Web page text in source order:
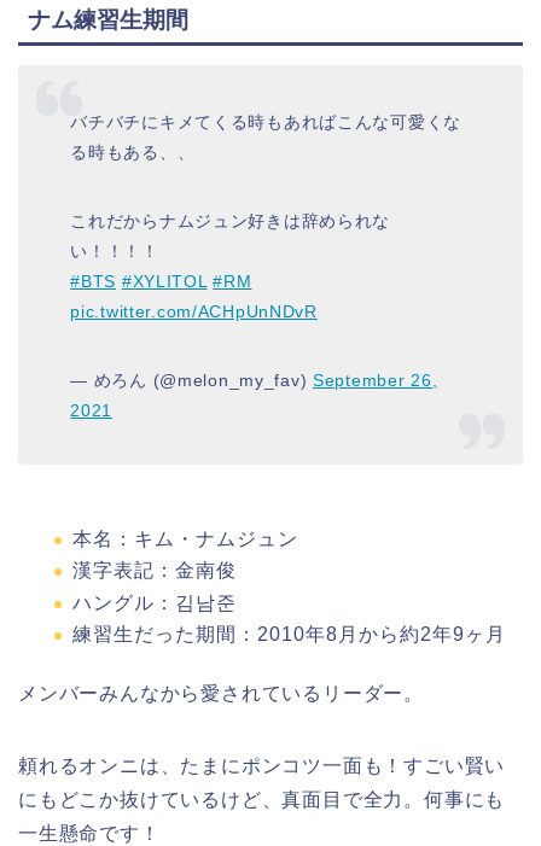
ナム練習生期間
バチバチにキメてくる時もあればこんな可愛くな
る時もある、、
これだからナムジュン好きは辞められな
い！！！！
#BTS #XYLITOL #RM
pic.twitter.com/ACHpUnNDvR
— めろん (@melon_my_fav)September 26,
2021
本名：キム・ナムジュン
漢字表記：金南俊
ハングル：김남준
練習生だった期間：2010年8月から約2年9ヶ月
メンバーみんなから愛されているリーダー。
頼れるオンニは、たまにポンコツ一面も！すごい賢い
にもどこか抜けているけど、真面目で全力。何事にも
一生懸命です！